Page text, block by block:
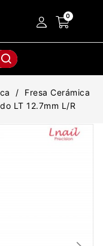
Fresa Cerámica
LT 12.7mm L/R